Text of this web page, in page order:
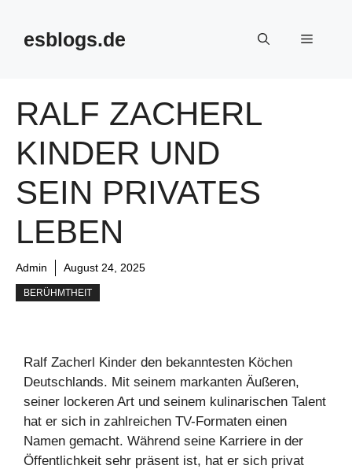
contentesblogs.de Menu
RALF ZACHERL
KINDER UND
SEIN PRIVATES
LEBEN
Admin August 24, 2025
BERÜHMTHEIT
Ralf Zacherl Kinder den bekanntesten Köchen
Deutschlands. Mit seinem markanten Äußeren,
seiner lockeren Art und seinem kulinarischen Talent
hat er sich in zahlreichen TV-Formaten einen
Namen gemacht. Während seine Karriere in der
Öffentlichkeit sehr präsent ist, hat er sich privat